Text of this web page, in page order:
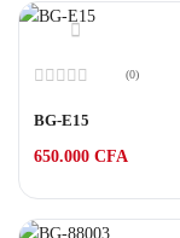
0
5
(0)
BG-E15
650.000 CFA